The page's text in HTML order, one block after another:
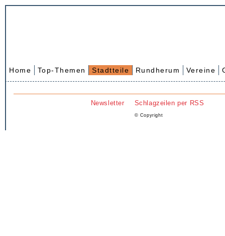
Home Top-Themen Stadtteile Rundherum Vereine
Newsletter Schlagzeilen per RSS
© Copyright